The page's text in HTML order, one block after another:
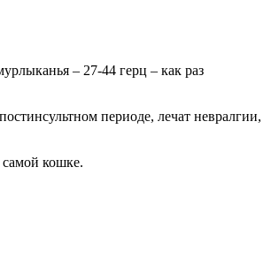
– 27-44 герц – как раз
периоде, лечат невралгии,
самой кошке.